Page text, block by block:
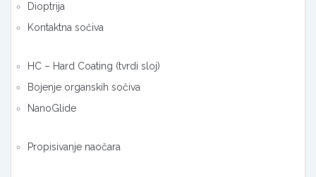
Dioptrija
Kontaktna sočiva
HC – Hard Coating (tvrdi sloj)
Bojenje organskih sočiva
NanoGlide
Propisivanje naočara